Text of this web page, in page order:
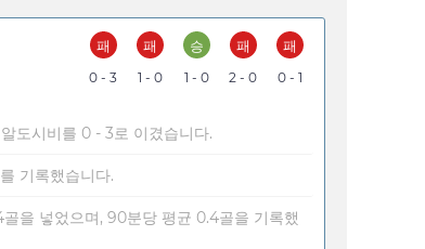
패
0 - 3
패
1 - 0
승
1 - 0
패
2 - 0
패
0 - 1
도시비를 0 - 3로 이겼습니다.
기록했습니다.
을 넣었으며, 90분당 평균 0.4골을 기록했